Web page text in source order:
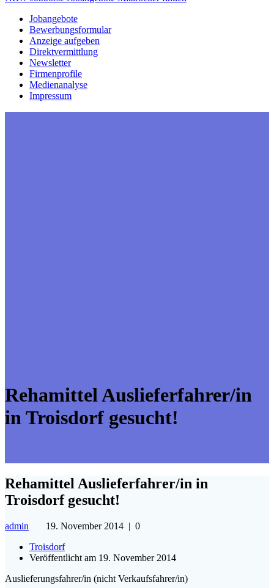
Jobangebote
Bewerbungsformular
Anzeige aufgeben
Direktvermittlung
Newsletter
Firmenprofile
Medienanalyse
Impressum
Rehamittel Auslieferfahrer/in
in Troisdorf gesucht!
Rehamittel Auslieferfahrer/in in
Troisdorf gesucht!
admin 19. November 2014 | 0
Troisdorf
Veröffentlicht am 19. November 2014
Auslieferungsfahrer/in (nicht Verkaufsfahrer/in)